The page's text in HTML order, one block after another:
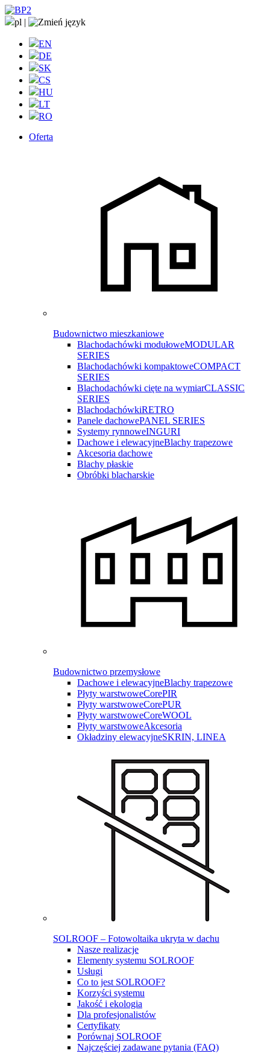
pl |
EN
DE
SK
CS
HU
LT
RO
Oferta
Budownictwo mieszkaniowe
Blachodachówki modułoweMODULAR
SERIES
Blachodachówki kompaktoweCOMPACT
SERIES
Blachodachówki cięte na wymiarCLASSIC
SERIES
BlachodachówkiRETRO
Panele dachowePANEL SERIES
Systemy rynnoweINGURI
Dachowe i elewacyjneBlachy trapezowe
Akcesoria dachowe
Blachy płaskie
Obróbki blacharskie
Budownictwo przemysłowe
Dachowe i elewacyjneBlachy trapezowe
Płyty warstwoweCorePIR
Płyty warstwoweCorePUR
Płyty warstwoweCoreWOOL
Płyty warstwoweAkcesoria
Okładziny elewacyjneSKRIN, LINEA
SOLROOF – Fotowoltaika ukryta w dachu
Nasze realizacje
Elementy systemu SOLROOF
Usługi
Co to jest SOLROOF?
Korzyści systemu
Jakość i ekologia
Dla profesjonalistów
Certyfikaty
Porównaj SOLROOF
Najczęściej zadawane pytania (FAQ)